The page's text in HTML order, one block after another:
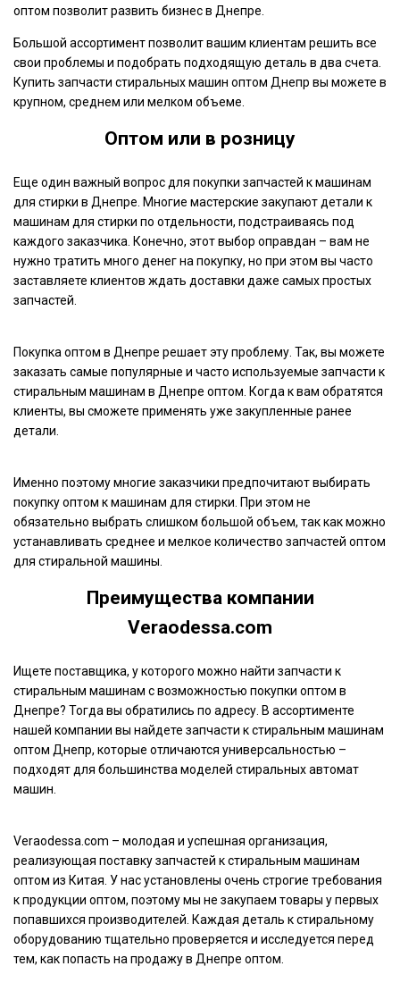
оптом позволит развить бизнес в Днепре.
Большой ассортимент позволит вашим клиентам решить все
свои проблемы и подобрать подходящую деталь в два счета.
Купить запчасти стиральных машин оптом Днепр вы можете в
крупном, среднем или мелком объеме.
Оптом или в розницу
Еще один важный вопрос для покупки запчастей к машинам
для стирки в Днепре. Многие мастерские закупают детали к
машинам для стирки по отдельности, подстраиваясь под
каждого заказчика. Конечно, этот выбор оправдан – вам не
нужно тратить много денег на покупку, но при этом вы часто
заставляете клиентов ждать доставки даже самых простых
запчастей.
Покупка оптом в Днепре решает эту проблему. Так, вы можете
заказать самые популярные и часто используемые запчасти к
стиральным машинам в Днепре оптом. Когда к вам обратятся
клиенты, вы сможете применять уже закупленные ранее
детали.
Именно поэтому многие заказчики предпочитают выбирать
покупку оптом к машинам для стирки. При этом не
обязательно выбрать слишком большой объем, так как можно
устанавливать среднее и мелкое количество запчастей оптом
для стиральной машины.
Преимущества компании
Veraodessa.com
Ищете поставщика, у которого можно найти запчасти к
стиральным машинам с возможностью покупки оптом в
Днепре? Тогда вы обратились по адресу. В ассортименте
нашей компании вы найдете запчасти к стиральным машинам
оптом Днепр, которые отличаются универсальностью –
подходят для большинства моделей стиральных автомат
машин.
Veraodessa.com – молодая и успешная организация,
реализующая поставку запчастей к стиральным машинам
оптом из Китая. У нас установлены очень строгие требования
к продукции оптом, поэтому мы не закупаем товары у первых
попавшихся производителей. Каждая деталь к стиральному
оборудованию тщательно проверяется и исследуется перед
тем, как попасть на продажу в Днепре оптом.